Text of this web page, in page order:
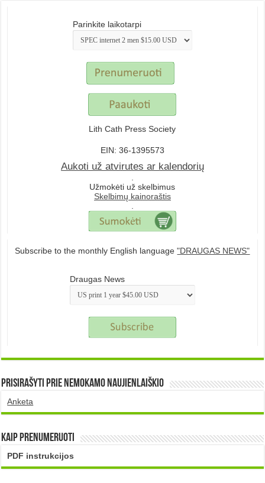
Parinkite laikotarpi
Lith Cath Press Society
EIN: 36-1395573
Aukoti už atvirutes ar kalendorių
Užmokėti už skelbimus
Skelbimų kainoraštis
Subscribe to the monthly English language"DRAUGAS NEWS"
Draugas News
Prisirašyti prie nemokamo naujienlaiškio
Anketa
Kaip prenumeruoti
PDF instrukcijos